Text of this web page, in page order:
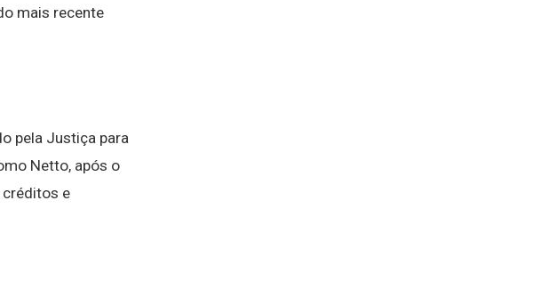
mais recente
pela Justiça para
Netto, após o
créditos e